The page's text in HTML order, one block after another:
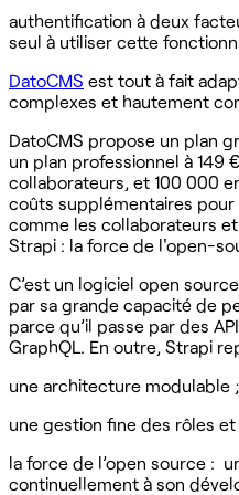
authentification à deux
seul à utiliser cette
DatoCMS est tout à fait
complexes et hautement
DatoCMS propose un plan
un plan professionnel à 149
collaborateurs, et 100 000
coûts supplémentaires
comme les collaborateurs
Strapi : la force de l'open-
C’est un logiciel open
par sa grande capacité de
parce qu’il passe par des
GraphQL. En outre, Strapi
une architecture modulable ;
une gestion fine des rôles
la force de l’open source :
continuellement à son